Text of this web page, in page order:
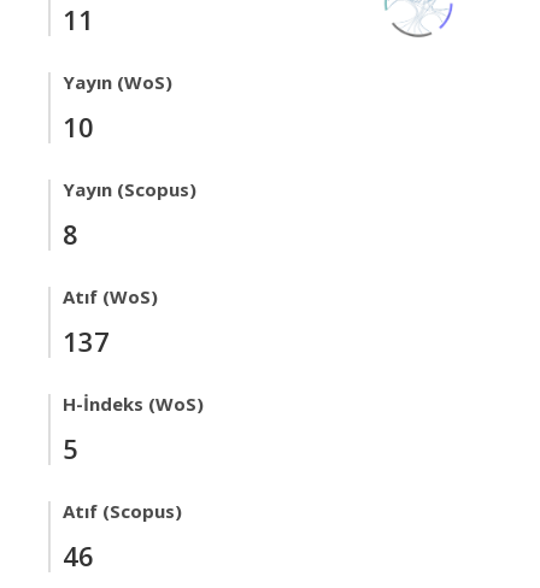
11
Yayın (WoS)
10
Yayın (Scopus)
8
Atıf (WoS)
137
H-İndeks (WoS)
5
Atıf (Scopus)
46